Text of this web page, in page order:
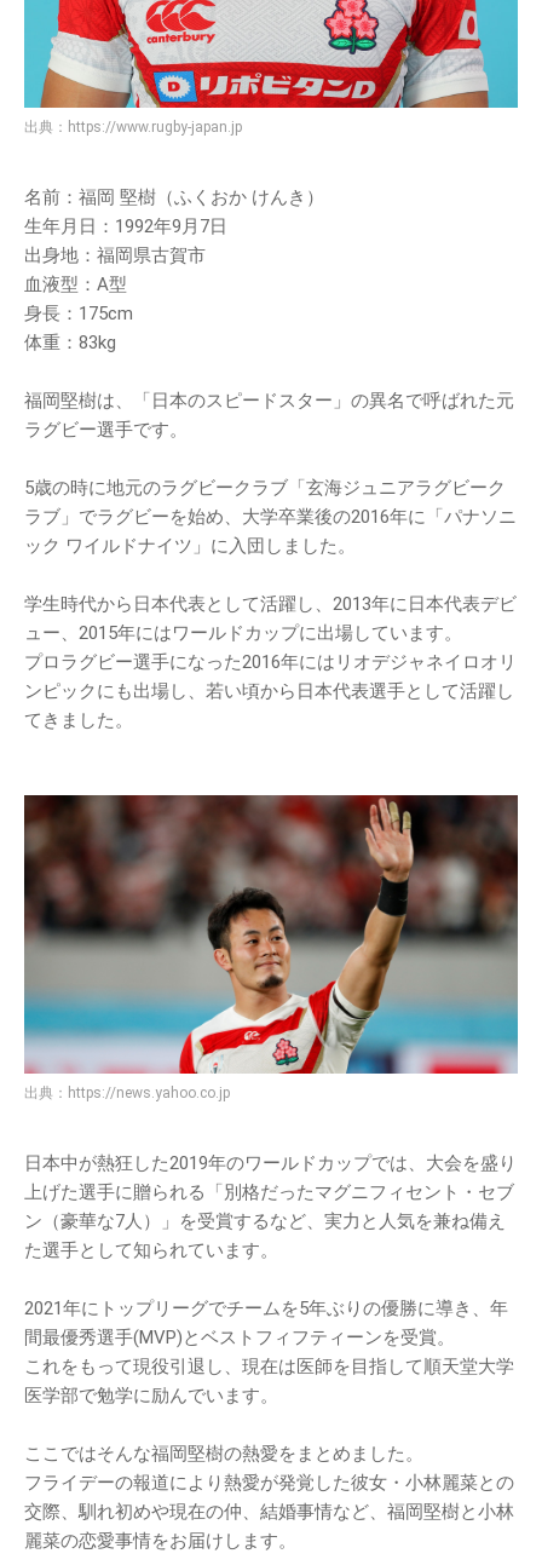
出典： https://www.rugby-japan.jp
名前：福岡 堅樹（ふくおか けんき）
生年月日：1992年9月7日
出身地：福岡県古賀市
血液型：A型
身長：175cm
体重：83kg
福岡堅樹は、「日本のスピードスター」の異名で呼ばれた元
ラグビー選手です。
5歳の時に地元のラグビークラブ「玄海ジュニアラグビーク
ラブ」でラグビーを始め、大学卒業後の2016年に「パナソニ
ック ワイルドナイツ」に入団しました。
学生時代から日本代表として活躍し、2013年に日本代表デビ
ュー、2015年にはワールドカップに出場しています。
プロラグビー選手になった2016年にはリオデジャネイロオリ
ンピックにも出場し、若い頃から日本代表選手として活躍し
てきました。
出典： https://news.yahoo.co.jp
日本中が熱狂した2019年のワールドカップでは、大会を盛り
上げた選手に贈られる「別格だったマグニフィセント・セブ
ン（豪華な7人）」を受賞するなど、実力と人気を兼ね備え
た選手として知られています。
2021年にトップリーグでチームを5年ぶりの優勝に導き、年
間最優秀選手(MVP)とベストフィフティーンを受賞。
これをもって現役引退し、現在は医師を目指して順天堂大学
医学部で勉学に励んでいます。
ここではそんな福岡堅樹の熱愛をまとめました。
フライデーの報道により熱愛が発覚した彼女・小林麗菜との
交際、馴れ初めや現在の仲、結婚事情など、福岡堅樹と小林
麗菜の恋愛事情をお届けします。